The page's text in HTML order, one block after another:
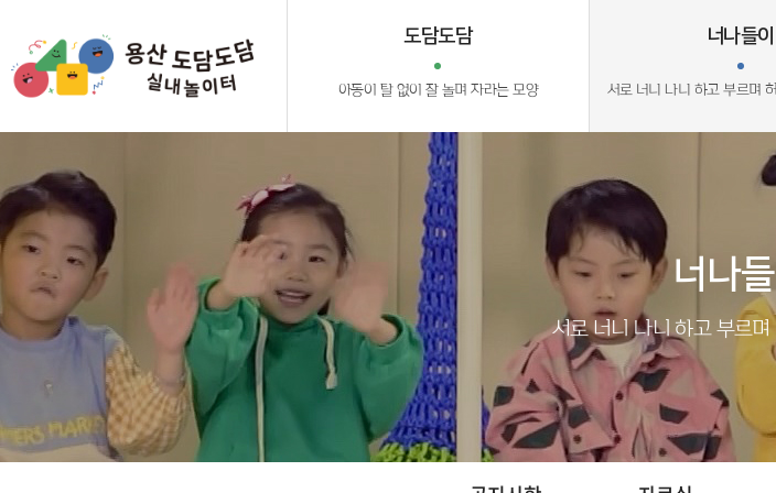
도담도담
아동이 탈 없이 잘 놀며 자라는 모양
너나들이
서로 너니 나니 하고 부르며
너나
서로 너니 나니 하고 부르